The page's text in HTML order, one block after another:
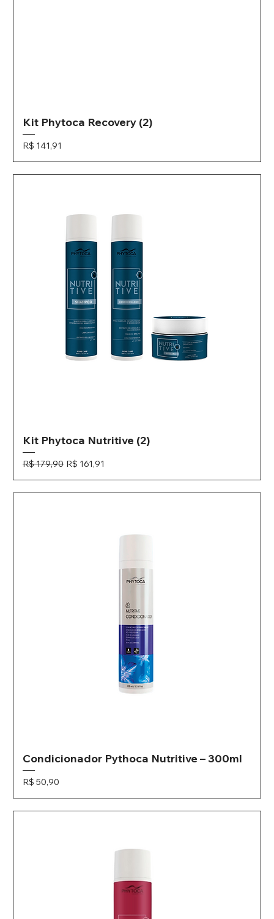
Kit Phytoca Recovery (2)
Preço
R$ 141,91
Kit Phytoca Nutritive (2)
Preço normal
R$ 179,90 Preço promocional
R$ 161,91
Condicionador Pythoca Nutritive – 300ml
Preço
R$ 50,90